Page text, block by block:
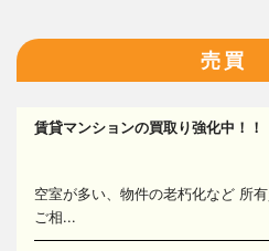
16
売買
賃貸マンションの買取り強化中！！
空室が多い、物件の老朽化など 所
ご相...